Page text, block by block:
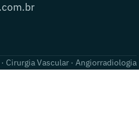
Cirurgia Vascular · Angiorradiologia